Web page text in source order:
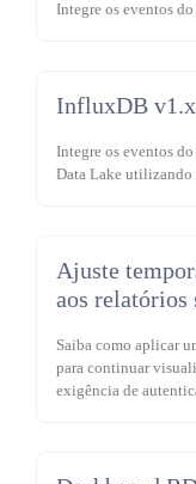
Integre os eventos
InfluxDB v1.x
Integre os eventos
Data Lake utilizando
Ajuste
aos relatórios
Saiba como aplicar
para continuar
exigência de